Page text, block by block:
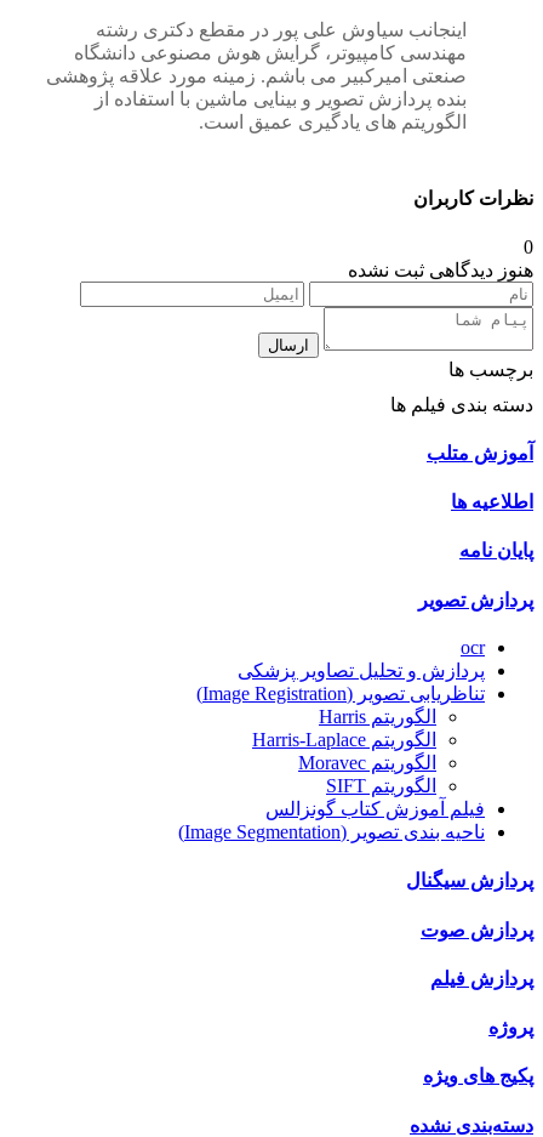
اینجانب سیاوش علی پور در مقطع دکتری رشته
مهندسی کامپیوتر، گرایش هوش مصنوعی دانشگاه
صنعتی امیرکبیر می باشم. زمینه مورد علاقه پژوهشی
بنده پردازش تصویر و بینایی ماشین با استفاده از
الگوریتم های یادگیری عمیق است.
نظرات کاربران
0
هنوز دیدگاهی ثبت نشده
ارسال
برچسب ها
دسته بندی فیلم ها
آموزش متلب
اطلاعیه ها
پایان نامه
پردازش تصویر
ocr
پردازش و تحلیل تصاویر پزشکی
تناظریابی تصویر (Image Registration)
الگوریتم Harris
الگوریتم Harris-Laplace
الگوریتم Moravec
الگوریتم SIFT
فیلم آموزش کتاب گونزالس
ناحیه بندی تصویر (Image Segmentation)
پردازش سیگنال
پردازش صوت
پردازش فیلم
پروژه
پکیج های ویژه
دسته‌بندی نشده